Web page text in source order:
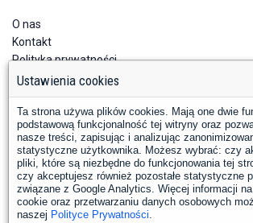
O nas
Kontakt
Polityka prywatności
Deklaracja dostępności
FacebookLinkedIn
X
Ustawienia cookies
Ta strona używa plików cookies. Mają one dwie
podstawową funkcjonalność tej witryny oraz
nasze treści, zapisując i analizując
statystyczne użytkownika. Możesz wybrać: czy
pliki, które są niezbędne do funkcjonowania tej
czy akceptujesz również pozostałe statystyczne
związane z Google Analytics. Więcej informacji
cookie oraz przetwarzaniu danych osobowych
naszej Polityce Prywatności.